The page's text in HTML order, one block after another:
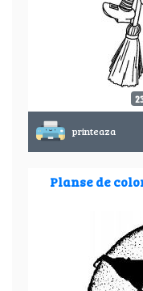
printeaza
Planse de